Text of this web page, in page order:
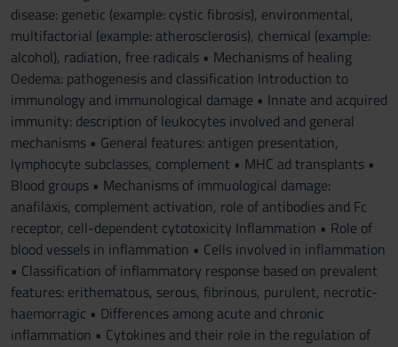
disease: genetic (example: cystic fibrosis), environmental,
multifactorial (example: atherosclerosis), chemical (example:
alcohol), radiation, free radicals • Mechanisms of healing
Oedema: pathogenesis and classification Introduction to
immunology and immunological damage • Innate and acquired
immunity: description of leukocytes involved and general
mechanisms • General features: antigen presentation,
lymphocyte subclasses, complement • MHC ad transplants •
Blood groups • Mechanisms of immuological damage:
anafilaxis, complement activation, role of antibodies and Fc
receptor, cell-dependent cytotoxicity Inflammation • Role of
blood vessels in inflammation • Cells involved in inflammation
• Classification of inflammatory response based on prevalent
features: erithematous, serous, fibrinous, purulent, necrotic-
haemorragic • Differences among acute and chronic
inflammation • Cytokines and their role in the regulation of